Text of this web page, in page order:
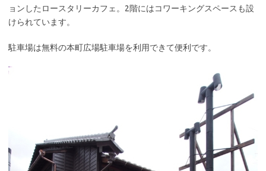
ョンしたロースタリーカフェ。2階にはコワーキングスペースも設
けられています。
駐車場は無料の本町広場駐車場を利用できて便利です。